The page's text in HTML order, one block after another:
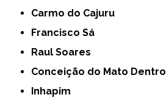
Carmo do Cajuru
Francisco Sá
Raul Soares
Conceição do Mato Dentro
Inhapim